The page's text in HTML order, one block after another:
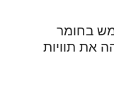
בחומר
את תוויות